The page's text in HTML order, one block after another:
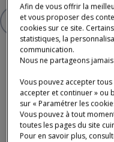
Paiement,
vente
Afin de vous offrir la
et vous proposer des
cookies sur ce site.
statistiques, la
communication.
Nous ne partageons
Vous pouvez accepter
accepter et continuer » ou
sur « Paramétrer les
Vous pouvez à tout
toutes les pages du site
Pour en savoir plus,